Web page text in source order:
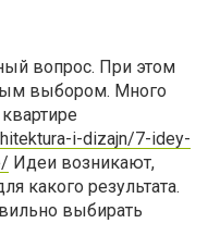
вопрос. При этом
выбором. Много
i-dizajn/7-idey-
Идеи возникают,
какого результата.
выбирать